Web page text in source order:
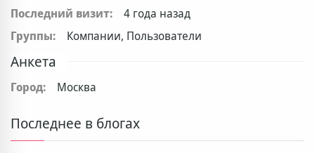
Последний визит:
4 года назад
Группы:
Компании, Пользователи
Анкета
Город: Москва
Последнее в блогах